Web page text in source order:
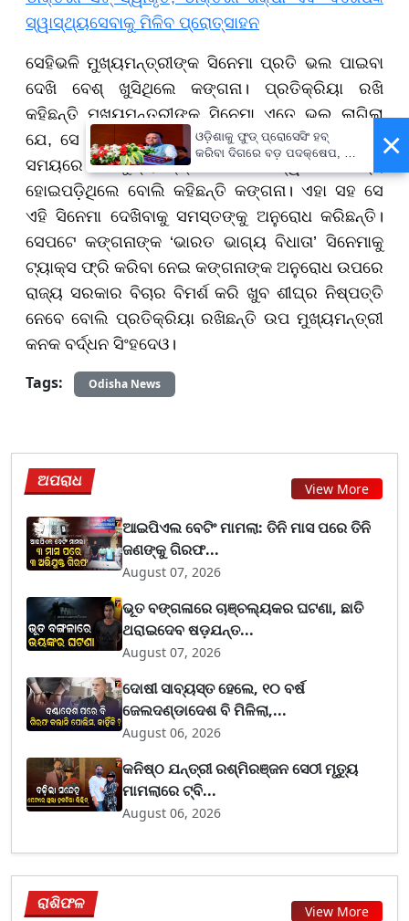
ସ୍ୱାସ୍ଥ୍ୟସେବାକୁ ମିଳିବ ପ୍ରୋତ୍ସାହନ
ସେହିଭଳି ମୁଖ୍ୟମନ୍ତ୍ରୀଙ୍କ ସିନେମା ପ୍ରତି ଭଲ ପାଇବା
ଦେଖି ବେଶ୍ ଖୁସିଥିଲେ କଙ୍ଗନା। ପ୍ରତିକ୍ରିୟା ରଖି
କହିଛନ୍ତି ମୁଖ୍ୟମନ୍ତ୍ରୀଙ୍କୁ ସିନେମା ଏତେ ଭଲ ଲାଗିଲା
ଯେ, ସେ ସିନେମାକୁ ସଂପୂର୍ଣ୍ଣ ଦେଖିଲେ। ସିନେମା ଦେଖିବା
ସମୟରେ ମୁଖ୍ୟମନ୍ତ୍ରୀ ଭାବବିହ୍ୱଳ ମଧ୍ୟ
ହୋଇପଡ଼ିଥିଲେ ବୋଲି କହିଛନ୍ତି କଙ୍ଗନା। ଏହା ସହ ସେ
ଏହି ସିନେମା ଦେଖିବାକୁ ସମସ୍ତଙ୍କୁ ଅନୁରୋଧ କରିଛନ୍ତି।
ସେପଟେ କଙ୍ଗନାଙ୍କ ‘ଭାରତ ଭାଗ୍ୟ ବିଧାତା’ ସିନେମାକୁ
ଟ୍ୟାକ୍ସ ଫ୍ରି କରିବା ନେଇ କଙ୍ଗନାଙ୍କ ଅନୁରୋଧ ଉପରେ
ରାଜ୍ୟ ସରକାର ବିଚାର ବିମର୍ଶ କରି ଖୁବ ଶୀଘ୍ର ନିଷ୍ପତ୍ତି
ନେବେ ବୋଲି ପ୍ରତିକ୍ରିୟା ରଖିଛନ୍ତି ଉପ ମୁଖ୍ୟମନ୍ତ୍ରୀ
କନକ ବର୍ଦ୍ଧନ ସିଂହଦେଓ।
Tags: Odisha News
ଅପରାଧ View More
ଆଇପିଏଲ ବେଟିଂ ମାମଲା: ତିନି ମାସ ପରେ ତିନି
ଜଣଙ୍କୁ ଗିରଫ...
August 07, 2026
ଭୂତ ବଙ୍ଗଳାରେ ଚାଞ୍ଚଲ୍ୟକର ଘଟଣା, ଛାତି
ଥରାଇଦେବ ଷଡ଼ଯନ୍ତ...
August 07, 2026
ଦୋଷୀ ସାବ୍ୟସ୍ତ ହେଲେ, ୧୦ ବର୍ଷ
ଜେଲଦଣ୍ଡାଦେଶ ବି ମିଳିଲା,...
August 06, 2026
କନିଷ୍ଠ ଯନ୍ତ୍ରୀ ରଶ୍ମିରଞ୍ଜନ ସେଠୀ ମୃତ୍ୟୁ
ମାମଲାରେ ଟ୍ବି...
August 06, 2026
ରାଶିଫଳ View More
×
ଓଡ଼ିଶାକୁ ଫୁଡ୍ ପ୍ରୋସେସିଂ ହବ୍
କରିବା ଦିଗରେ ବଡ଼ ପଦକ୍ଷେପ, ୪୨